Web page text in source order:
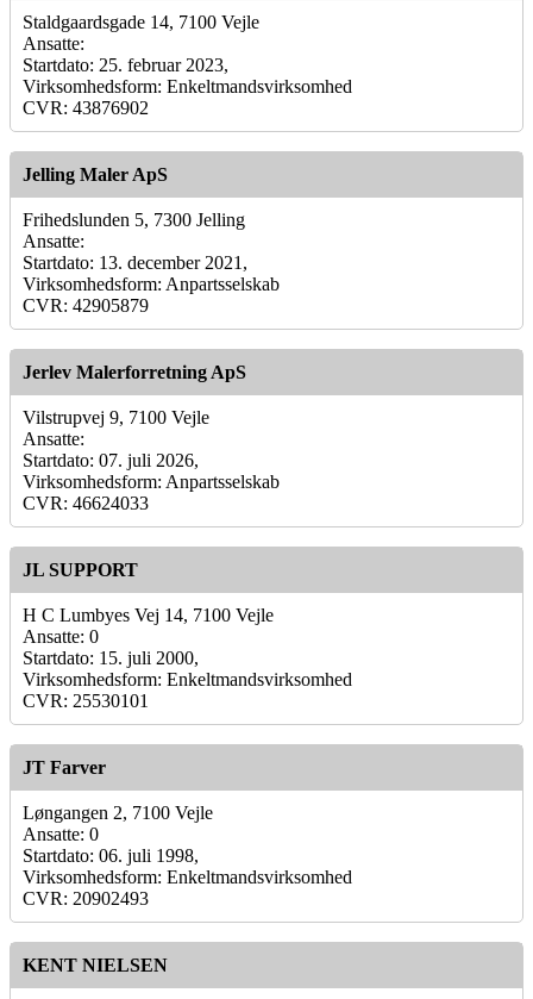
Staldgaardsgade 14, 7100 Vejle
Ansatte:
Startdato: 25. februar 2023,
Virksomhedsform: Enkeltmandsvirksomhed
CVR: 43876902
Jelling Maler ApS
Frihedslunden 5, 7300 Jelling
Ansatte:
Startdato: 13. december 2021,
Virksomhedsform: Anpartsselskab
CVR: 42905879
Jerlev Malerforretning ApS
Vilstrupvej 9, 7100 Vejle
Ansatte:
Startdato: 07. juli 2026,
Virksomhedsform: Anpartsselskab
CVR: 46624033
JL SUPPORT
H C Lumbyes Vej 14, 7100 Vejle
Ansatte: 0
Startdato: 15. juli 2000,
Virksomhedsform: Enkeltmandsvirksomhed
CVR: 25530101
JT Farver
Løngangen 2, 7100 Vejle
Ansatte: 0
Startdato: 06. juli 1998,
Virksomhedsform: Enkeltmandsvirksomhed
CVR: 20902493
KENT NIELSEN